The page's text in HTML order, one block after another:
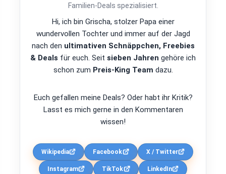
Familien-Deals spezialisiert.
Hi, ich bin Grischa, stolzer Papa einer
wundervollen Tochter und immer auf der Jagd
nach den ultimativen Schnäppchen, Freebies
& Deals für euch. Seit sieben Jahren gehöre ich
schon zum Preis-King Team dazu.
Euch gefallen meine Deals? Oder habt ihr Kritik?
Lasst es mich gerne in den Kommentaren
wissen!
Wikipedia Facebook X / Twitter
Instagram TikTok LinkedIn